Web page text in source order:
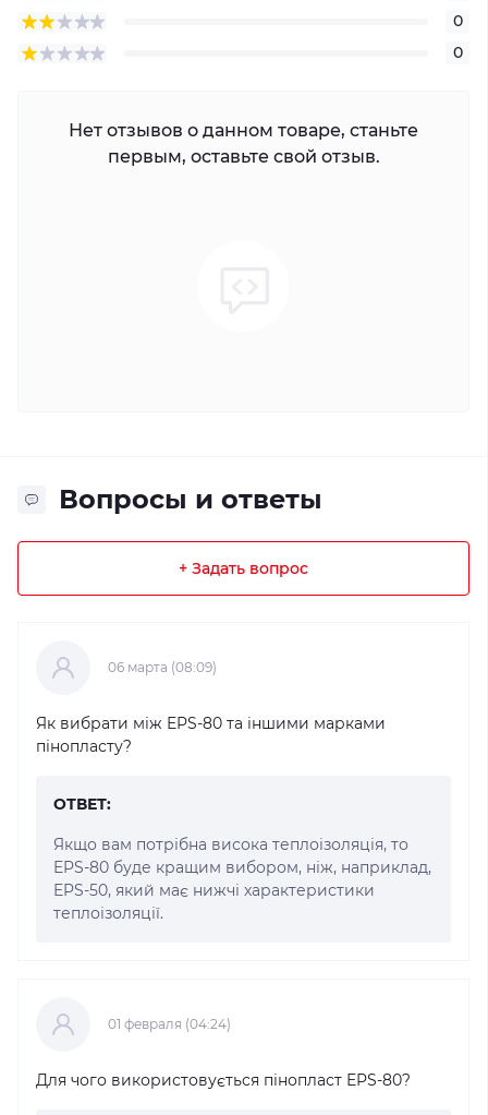
0
0
Нет отзывов о данном товаре, станьте
первым, оставьте свой отзыв.
Вопросы и ответы
+ Задать вопрос
06 марта (08:09)
Як вибрати між EPS-80 та іншими марками
пінопласту?
ОТВЕТ:
Якщо вам потрібна висока теплоізоляція, то
EPS-80 буде кращим вибором, ніж, наприклад,
EPS-50, який має нижчі характеристики
теплоізоляції.
01 февраля (04:24)
Для чого використовується пінопласт EPS-80?